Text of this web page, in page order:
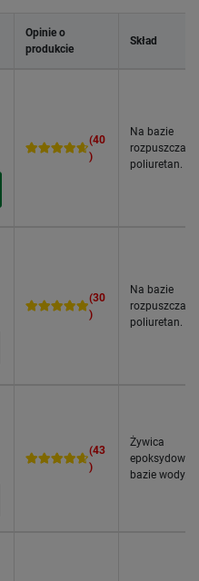
Opinie o
produkcie
Skład
(40
)
Na bazie
poliuretan.
(30
)
Na bazie
poliuretan.
(43
)
Żywica
epoksydowa
bazie wody.